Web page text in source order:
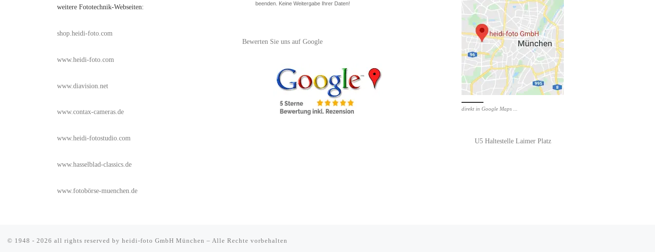
weitere Fototechnik-Webseiten:
shop.heidi-foto.com
www.heidi-foto.com
www.diavision.net
www.contax-cameras.de
www.heidi-fotostudio.com
www.hasselblad-classics.de
www.fotobörse-muenchen.de
beenden. Keine Weitergabe Ihrer Daten!
Bewerten Sie uns auf Google
direkt in Google Maps ...
U5 Haltestelle Laimer Platz
© 1948 - 2026 all rights reserved by heidi-foto GmbH München – Alle Rechte vorbehalten